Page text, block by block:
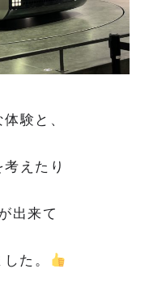
験と、
えたり
出来て
た。